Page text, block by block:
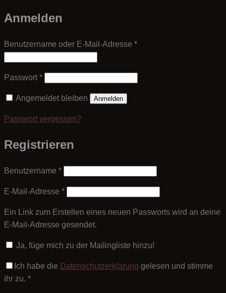
Anmelden
Benutzername oder E-Mail-Adresse *Erforderlich
Passwort *Erforderlich
Angemeldet bleiben Anmelden
Passwort vergessen?
Registrieren
Benutzername *Erforderlich
E-Mail-Adresse *Erforderlich
Ein Link zum Erstellen eines neuen Passworts wird an deine
E-Mail-Adresse gesendet.
Ja, füge mich zu der Mailingliste hinzu!
Ich habe die Datenschutzerklärung gelesen und stimme
ihr zu. *